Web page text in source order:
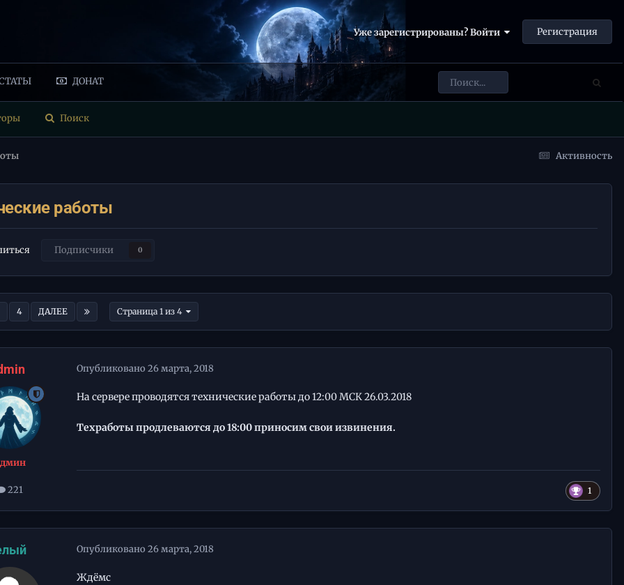
Уже зарегистрированы? Войти Регистрация
Поиск
ДОНАТ
Активность
работы
Подписчики 0
4 ДАЛЕЕ Страница 1 из 4
221
Опубликовано 26 марта, 2018
На сервере проводятся технические работы до 12:00 МСК 26.03.2018
Техработы продлеваются до 18:00 приносим свои извинения.
1
Опубликовано 26 марта, 2018
Ждёмс